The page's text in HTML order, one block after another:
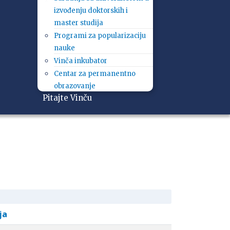
izvođenju doktorskih i
master studija
Programi za popularizaciju
nauke
Vinča inkubator
Centar za permanentno
obrazovanje
Pitajte Vinču